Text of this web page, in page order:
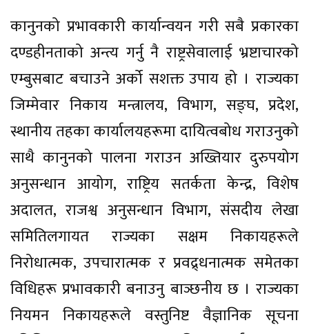
कानुनको प्रभावकारी कार्यान्वयन गरी सबै प्रकारका
दण्डहीनताको अन्त्य गर्नु नै राष्ट्रसेवालाई भ्रष्टाचारको
एम्बुसबाट बचाउने अर्को सशक्त उपाय हो । राज्यका
जिम्मेवार निकाय मन्त्रालय, विभाग, सङ्घ, प्रदेश,
स्थानीय तहका कार्यालयहरूमा दायित्वबोध गराउनुको
साथै कानुनको पालना गराउन अख्तियार दुरुपयोग
अनुसन्धान आयोग, राष्ट्रिय सतर्कता केन्द्र, विशेष
अदालत, राजश्व अनुसन्धान विभाग, संसदीय लेखा
समितिलगायत राज्यका सक्षम निकायहरूले
निरोधात्मक, उपचारात्मक र प्रवद्र्धनात्मक समेतका
विधिहरू प्रभावकारी बनाउनु बाञ्छनीय छ । राज्यका
नियमन निकायहरूले वस्तुनिष्ट वैज्ञानिक सूचना